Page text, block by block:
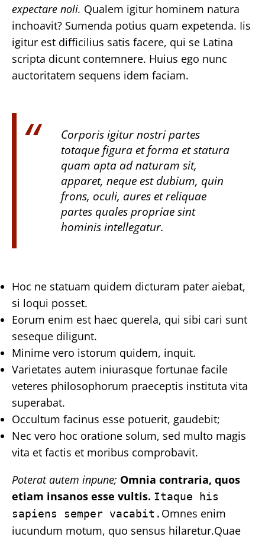
expectare noli. Qualem igitur hominem natura
inchoavit? Sumenda potius quam expetenda. Iis
igitur est difficilius satis facere, qui se Latina
scripta dicunt contemnere. Huius ego nunc
auctoritatem sequens idem faciam.
Corporis igitur nostri partes
totaque figura et forma et statura
quam apta ad naturam sit,
apparet, neque est dubium, quin
frons, oculi, aures et reliquae
partes quales propriae sint
hominis intellegatur.
Hoc ne statuam quidem dicturam pater aiebat,
si loqui posset.
Eorum enim est haec querela, qui sibi cari sunt
seseque diligunt.
Minime vero istorum quidem, inquit.
Varietates autem iniurasque fortunae facile
veteres philosophorum praeceptis instituta vita
superabat.
Occultum facinus esse potuerit, gaudebit;
Nec vero hoc oratione solum, sed multo magis
vita et factis et moribus comprobavit.
Poterat autem inpune; Omnia contraria, quos
etiam insanos esse vultis. Itaque his
sapiens semper vacabit. Omnes enim
iucundum motum, quo sensus hilaretur.Quae